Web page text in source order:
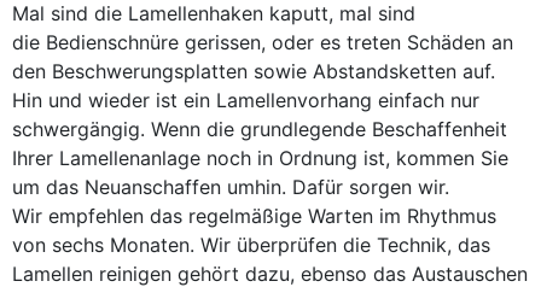
Mal sind die Lamellenhaken kaputt, mal sind
die Bedienschnüre gerissen, oder es treten Schäden an
den Beschwerungsplatten sowie Abstandsketten auf.
Hin und wieder ist ein Lamellenvorhang einfach nur
schwergängig. Wenn die grundlegende Beschaffenheit
Ihrer Lamellenanlage noch in Ordnung ist, kommen Sie
um das Neuanschaffen umhin. Dafür sorgen wir.
Wir empfehlen das regelmäßige Warten im Rhythmus
von sechs Monaten. Wir überprüfen die Technik, das
Lamellen reinigen gehört dazu, ebenso das Austauschen